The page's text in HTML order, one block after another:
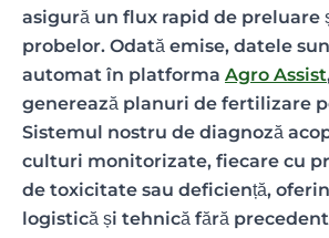
asigură un flux rapid de preluare
probelor. Odată emise, datele
automat în platforma Agro Assist
generează planuri de fertilizare
Sistemul nostru de diagnoză
culturi monitorizate, fiecare cu
de toxicitate sau deficiență,
logistică și tehnică fără